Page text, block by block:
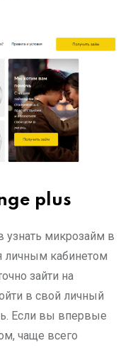
plus
узнать микрозайм в
личным кабинетом
зайти на
в свой личный
Если вы впервые
чаще всего